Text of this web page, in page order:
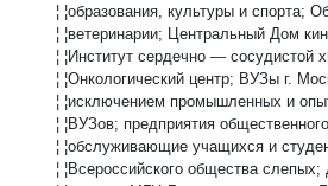
¦ ¦образования, культуры и спорта;
¦ ¦ветеринарии; Центральный Дом
¦ ¦Институт сердечно — сосудистой
¦ ¦Онкологический центр; ВУЗы г.
¦ ¦исключением промышленных и
¦ ¦ВУЗов; предприятия
¦ ¦обслуживающие учащихся и
¦ ¦Всероссийского общества слепых;